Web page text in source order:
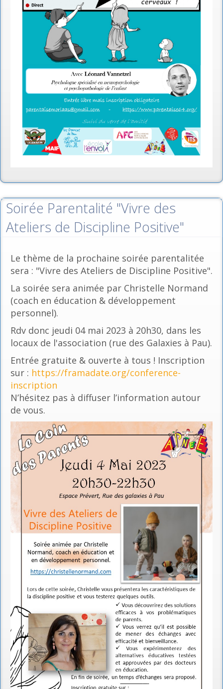
Soirée Parentalité "Vivre des
Ateliers de Discipline Positive"
Le thème de la prochaine soirée parentalitée
sera : "Vivre des Ateliers de Discipline Positive".
La soirée sera animée par Christelle Normand
(coach en éducation & développement
personnel).
Rdv donc jeudi 04 mai 2023 à 20h30, dans les
locaux de l'association (rue des Galaxies à Pau).
Entrée gratuite & ouverte à tous ! Inscription
sur : https://framadate.org/conference-
inscription
N’hésitez pas à diffuser l’information autour
de vous.